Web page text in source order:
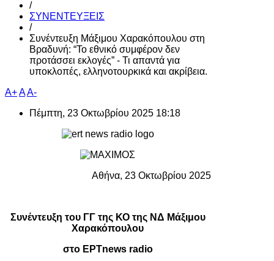
/
ΣΥΝΕΝΤΕΥΞΕΙΣ
/
Συνέντευξη Μάξιμου Χαρακόπουλου στη
Βραδυνή: “Το εθνικό συμφέρον δεν
προτάσσει εκλογές” - Τι απαντά για
υποκλοπές, ελληνοτουρκικά και ακρίβεια.
A+AA-
Πέμπτη, 23 Οκτωβρίου 2025 18:18
Αθήνα, 23 Οκτωβρίου 2025
Συνέντευξη του ΓΓ της ΚΟ της ΝΔ Μάξιμου
Χαρακόπουλου
στο ΕΡΤnews radio